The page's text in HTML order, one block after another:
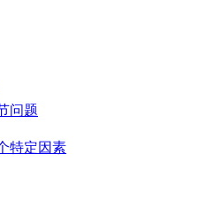
问题
特定因素